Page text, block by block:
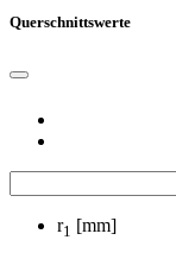
Querschnittswerte
r1 [mm]